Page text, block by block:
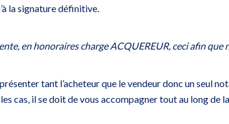
la signature définitive.
en honoraires charge ACQUEREUR, ceci afin
tant l’acheteur que le vendeur donc un seul
cas, il se doit de vous accompagner tout au long